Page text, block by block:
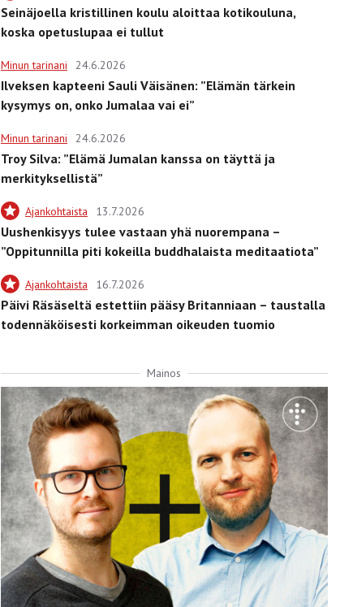
Seinäjoella kristillinen koulu aloittaa kotikouluna,
koska opetuslupaa ei tullut
Minun tarinani 24.6.2026
Ilveksen kapteeni Sauli Väisänen: ”Elämän tärkein
kysymys on, onko Jumalaa vai ei”
Minun tarinani 24.6.2026
Troy Silva: ”Elämä Jumalan kanssa on täyttä ja
merkityksellistä”
Ajankohtaista 13.7.2026
Uushenkisyys tulee vastaan yhä nuorempana –
”Oppitunnilla piti kokeilla buddhalaista meditaatiota”
Ajankohtaista 16.7.2026
Päivi Räsäseltä estettiin pääsy Britanniaan – taustalla
todennäköisesti korkeimman oikeuden tuomio
Mainos